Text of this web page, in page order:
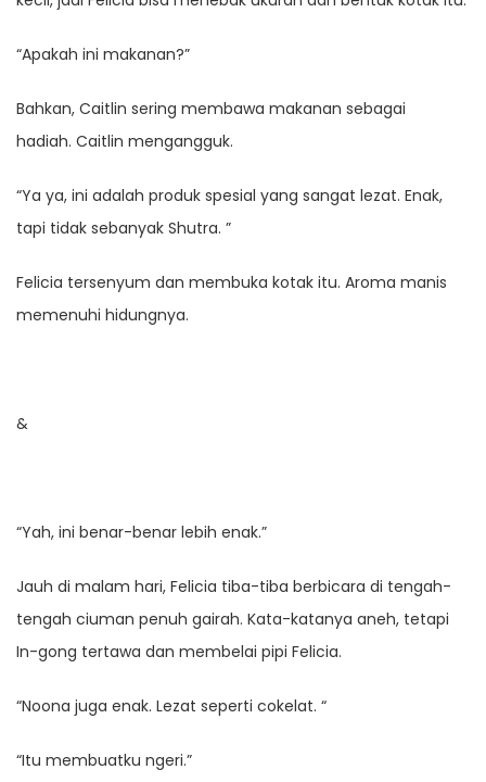
“Apakah ini makanan?”
Bahkan, Caitlin sering membawa makanan sebagai
hadiah. Caitlin mengangguk.
“Ya ya, ini adalah produk spesial yang sangat lezat. Enak,
tapi tidak sebanyak Shutra. ”
Felicia tersenyum dan membuka kotak itu. Aroma manis
memenuhi hidungnya.
&
“Yah, ini benar-benar lebih enak.”
Jauh di malam hari, Felicia tiba-tiba berbicara di tengah-
tengah ciuman penuh gairah. Kata-katanya aneh, tetapi
In-gong tertawa dan membelai pipi Felicia.
“Noona juga enak. Lezat seperti cokelat. “
“Itu membuatku ngeri.”